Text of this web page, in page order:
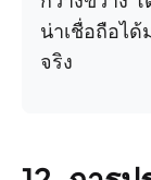
น่าเชื่อถือไ
จริง